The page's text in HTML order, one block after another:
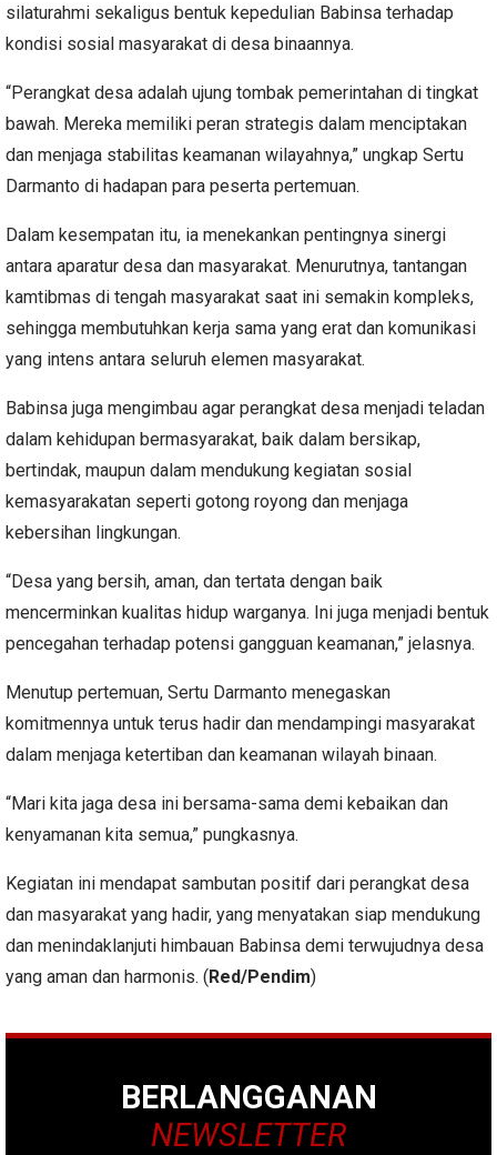
silaturahmi sekaligus bentuk kepedulian Babinsa terhadap
kondisi sosial masyarakat di desa binaannya.
“Perangkat desa adalah ujung tombak pemerintahan di tingkat
bawah. Mereka memiliki peran strategis dalam menciptakan
dan menjaga stabilitas keamanan wilayahnya,” ungkap Sertu
Darmanto di hadapan para peserta pertemuan.
Dalam kesempatan itu, ia menekankan pentingnya sinergi
antara aparatur desa dan masyarakat. Menurutnya, tantangan
kamtibmas di tengah masyarakat saat ini semakin kompleks,
sehingga membutuhkan kerja sama yang erat dan komunikasi
yang intens antara seluruh elemen masyarakat.
Babinsa juga mengimbau agar perangkat desa menjadi teladan
dalam kehidupan bermasyarakat, baik dalam bersikap,
bertindak, maupun dalam mendukung kegiatan sosial
kemasyarakatan seperti gotong royong dan menjaga
kebersihan lingkungan.
“Desa yang bersih, aman, dan tertata dengan baik
mencerminkan kualitas hidup warganya. Ini juga menjadi bentuk
pencegahan terhadap potensi gangguan keamanan,” jelasnya.
Menutup pertemuan, Sertu Darmanto menegaskan
komitmennya untuk terus hadir dan mendampingi masyarakat
dalam menjaga ketertiban dan keamanan wilayah binaan.
“Mari kita jaga desa ini bersama-sama demi kebaikan dan
kenyamanan kita semua,” pungkasnya.
Kegiatan ini mendapat sambutan positif dari perangkat desa
dan masyarakat yang hadir, yang menyatakan siap mendukung
dan menindaklanjuti himbauan Babinsa demi terwujudnya desa
yang aman dan harmonis. (Red/Pendim)
BERLANGGANAN
NEWSLETTER